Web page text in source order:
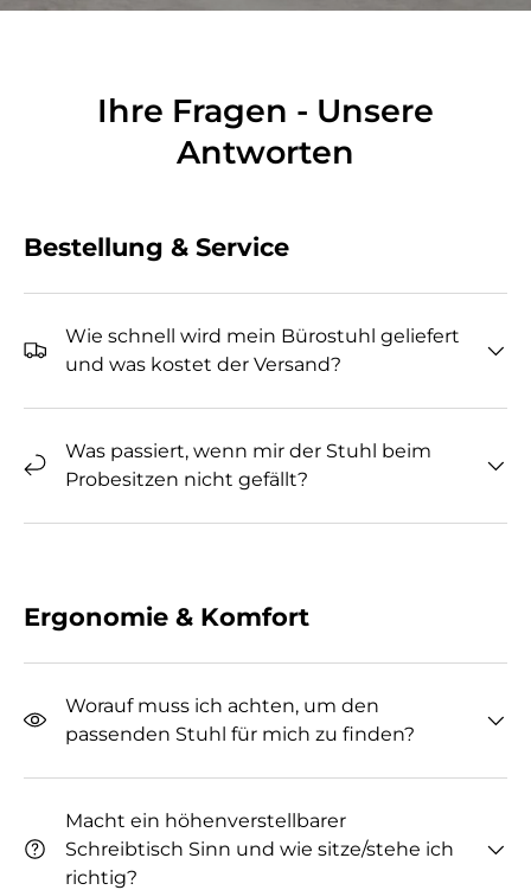
Ihre Fragen - Unsere
Antworten
Bestellung & Service
Wie schnell wird mein Bürostuhl geliefert
und was kostet der Versand?
Was passiert, wenn mir der Stuhl beim
Probesitzen nicht gefällt?
Ergonomie & Komfort
Worauf muss ich achten, um den
passenden Stuhl für mich zu finden?
Macht ein höhenverstellbarer
Schreibtisch Sinn und wie sitze/stehe ich
richtig?